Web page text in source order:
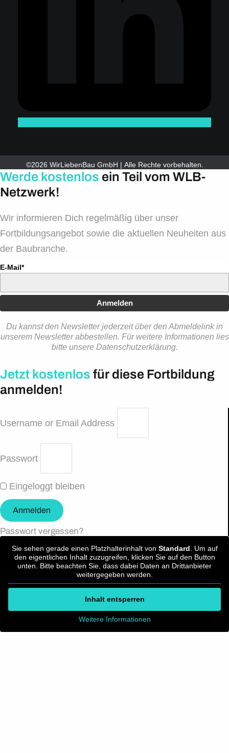
©2026 WirLiebenBau GmbH | Alle Rechte vorbehalten.
Werde kostenlos ein Teil vom WLB-
Netzwerk!
Wir informieren Dich regelmäßig über unser
Fortbildungsangebot sowie die aktuellen Neuheiten aus
der Baubranche.
E-Mail*
Anmelden
Du kannst den Newsletter jederzeit über den Abmeldelink in
unserem Newsletter abbestellen. Für weitere Informationen lies
bitte unsere Datenschutzerklärung.
Jetzt kostenlos für diese Fortbildung
anmelden!
Username or Email Address
Passwort
Eingeloggt bleiben
Anmelden
Passwort vergessen?
Sie sehen gerade einen Platzhalterinhalt von Standard . Um auf
den eigentlichen Inhalt zuzugreifen, klicken Sie auf den Button
unten. Bitte beachten Sie, dass dabei Daten an Drittanbieter
weitergegeben werden.
Inhalt entsperren
Weitere Informationen